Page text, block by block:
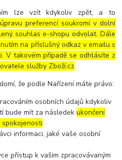
lze vzít kdykoliv zpět, a to
preferencí soukromí v dolní
souhlas e-shopu odvolat. Dále
na příslušný odkaz v emailu s
V takovém případě se odhlásíte z
služby Zboží.cz.
že podle Nařízení máte právo:
osobních údajů kdykoliv
bude mít za následekukončení
informaci, jaké vaše osobní
přístup k vašim zpracovávaným